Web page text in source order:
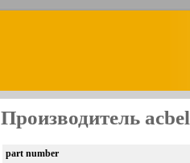
Производитель acbel
part number